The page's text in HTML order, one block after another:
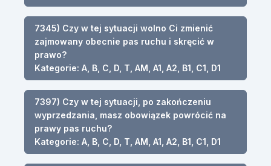
7345) Czy w tej sytuacji wolno Ci zmienić
zajmowany obecnie pas ruchu i skręcić w
prawo?
Kategorie: A, B, C, D, T, AM, A1, A2, B1, C1, D1
7397) Czy w tej sytuacji, po zakończeniu
wyprzedzania, masz obowiązek powrócić na
prawy pas ruchu?
Kategorie: A, B, C, D, T, AM, A1, A2, B1, C1, D1